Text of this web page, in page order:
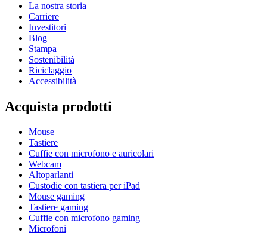
La nostra storia
Carriere
Investitori
Blog
Stampa
Sostenibilità
Riciclaggio
Accessibilità
Acquista prodotti
Mouse
Tastiere
Cuffie con microfono e auricolari
Webcam
Altoparlanti
Custodie con tastiera per iPad
Mouse gaming
Tastiere gaming
Cuffie con microfono gaming
Microfoni